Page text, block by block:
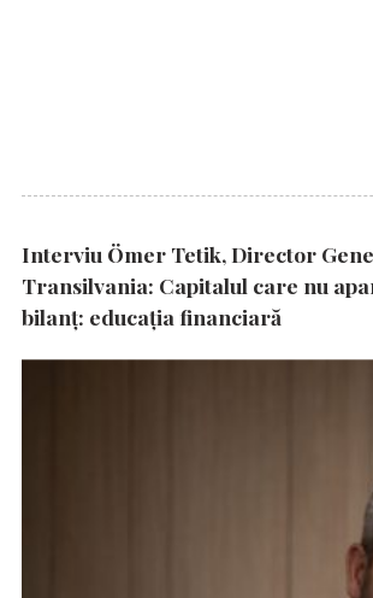
Interviu Ömer Tetik, Director
Transilvania: Capitalul care nu
bilanț: educația financiară